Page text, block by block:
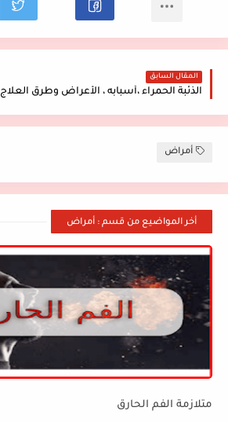
المقال السابق
الذئبة الحمراء ،أسبابه ، الأعراض وطرق العلاج
أمراض
أخر المواضيع من قسم : أمراض
متلازمة الفم الحارق